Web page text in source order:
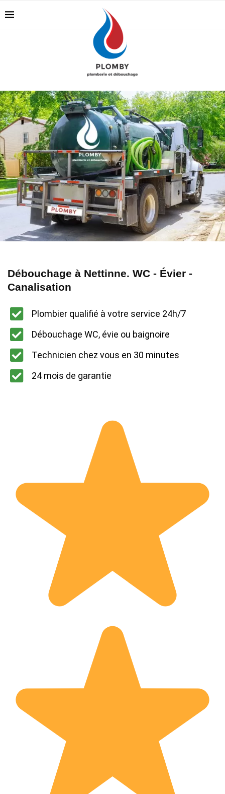
Débouchage à Nettinne. WC - Évier -
Canalisation
Plombier qualifié à votre service 24h/7
Débouchage WC, évie ou baignoire
Technicien chez vous en 30 minutes
24 mois de garantie